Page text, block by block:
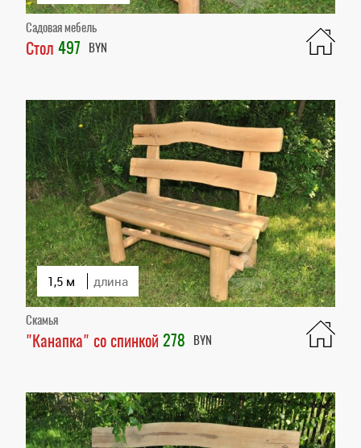
Садовая мебель
Стол 497 BYN
1,5 м длина
Скамья
"Канапка" со спинкой 278 BYN